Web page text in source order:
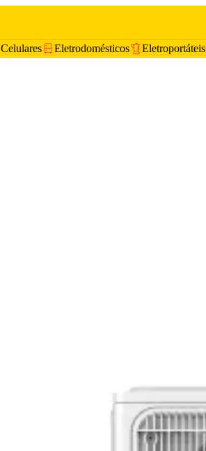
Celulares Eletrodomésticos Eletroportáteis